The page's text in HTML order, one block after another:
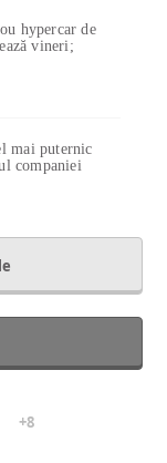
hypercar de
vineri;
mai puternic
companiei
+8